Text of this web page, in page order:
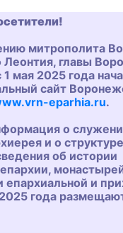
митрополита
Леонтия, главы
мая 2025 года
сайт
eparhia.ru.
о
и о структуре
об истории
епархиальной и
года